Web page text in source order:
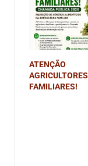
ATENÇÃO
AGRICULTORES
FAMILIARES!